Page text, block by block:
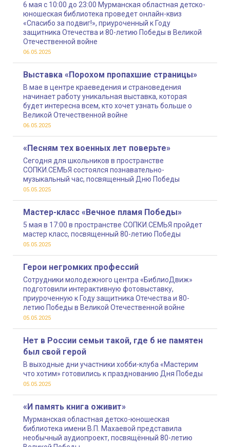
6 мая с 10:00 до 23:00 Мурманская областная детско-
юношеская библиотека проведет онлайн-квиз
«Спасибо за подвиг!», приуроченный к Году
защитника Отечества и 80-летию Победы в Великой
Отечественной войне
06.05.2025
Выставка «Порохом пропахшие страницы»
В мае в центре краеведения и страноведения
начинает работу уникальная выставка, которая
будет интересна всем, кто хочет узнать больше о
Великой Отечественной войне
06.05.2025
«Песням тех военных лет поверьте»
Сегодня для школьников в пространстве
СОПКИ.СЕМЬЯ состоялся познавательно-
музыкальный час, посвященный Дню Победы
05.05.2025
Мастер-класс «Вечное пламя Победы»
5 мая в 17:00 в пространстве СОПКИ.СЕМЬЯ пройдет
мастер класс, посвященный 80-летию Победы
05.05.2025
Герои негромких профессий
Сотрудники молодежного центра «БиблиоДвиж»
подготовили интерактивную фотовыставку,
приуроченную к Году защитника Отечества и 80-
летию Победы в Великой Отечественной войне
05.05.2025
Нет в России семьи такой, где б не памятен
был свой герой
В выходные дни участники хобби-клуба «Мастерим
что хотим» готовились к празднованию Дня Победы
05.05.2025
«И память книга оживит»
Мурманская областная детско-юношеская
библиотека имени В.П. Махаевой представила
необычный аудиопроект, посвящённый 80-летию